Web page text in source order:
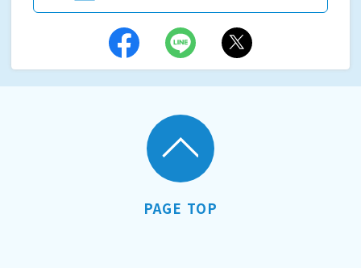
PAGE TOP